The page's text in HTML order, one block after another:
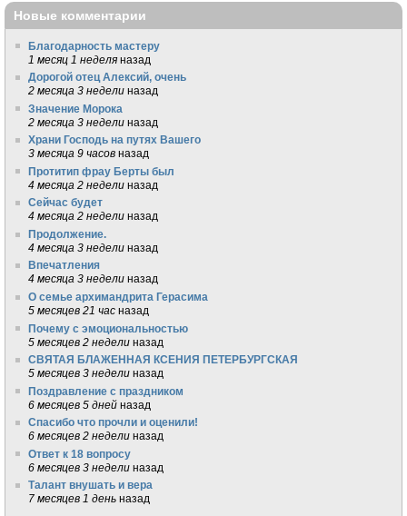
Новые комментарии
Благодарность мастеру
1 месяц 1 неделя назад
Дорогой отец Алексий, очень
2 месяца 3 недели назад
Значение Морока
2 месяца 3 недели назад
Храни Господь на путях Вашего
3 месяца 9 часов назад
Протитип фрау Берты был
4 месяца 2 недели назад
Сейчас будет
4 месяца 2 недели назад
Продолжение.
4 месяца 3 недели назад
Впечатления
4 месяца 3 недели назад
О семье архимандрита Герасима
5 месяцев 21 час назад
Почему с эмоциональностью
5 месяцев 2 недели назад
СВЯТАЯ БЛАЖЕННАЯ КСЕНИЯ ПЕТЕРБУРГСКАЯ
5 месяцев 3 недели назад
Поздравление с праздником
6 месяцев 5 дней назад
Спасибо что прочли и оценили!
6 месяцев 2 недели назад
Ответ к 18 вопросу
6 месяцев 3 недели назад
Талант внушать и вера
7 месяцев 1 день назад